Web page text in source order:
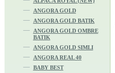
ANGORA GOLD
ANGORA GOLD BATIK
ANGORA GOLD OMBRE
BATIK
ANGORA GOLD SIMLI
ANGORA REAL 40
BABY BEST